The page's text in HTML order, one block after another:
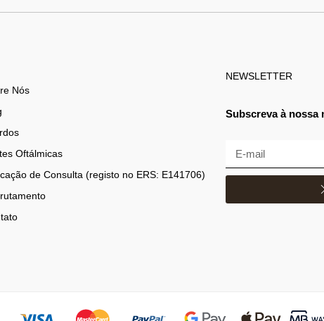
Nós
Oftálmicas
de Consulta (registo no ERS: E141706)
NEWSLETTER
Subscreva à nossa